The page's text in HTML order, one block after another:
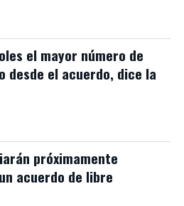
el mayor número de
desde el acuerdo, dice la
próximamente
acuerdo de libre